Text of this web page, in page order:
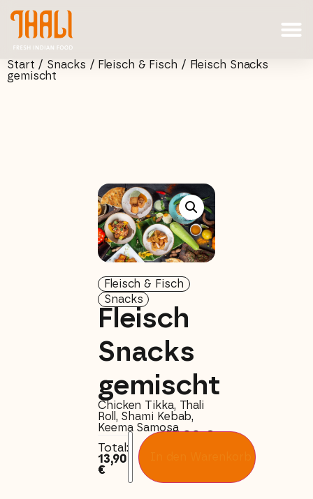
Start / Snacks / Fleisch & Fisch / Fleisch Snacks
gemischt
Fleisch & Fisch
Snacks
Fleisch
Snacks
gemischt
Chicken Tikka, Thali
Roll, Shami Kebab,
Keema Samosa
13,90€
Total:
13,90
€